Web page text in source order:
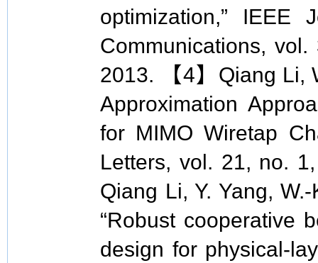
optimization,” IEEE
Communications,
2013. 【4】Qiang Li,
Approximation
for MIMO Wiretap
Letters, vol. 21, no.
Qiang Li, Y. Yang,
“Robust cooperative
design for physical-